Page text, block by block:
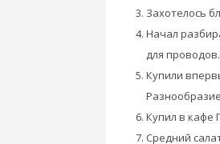
Захотелось
Начал
для
Купили
Купил в кафе
Средний